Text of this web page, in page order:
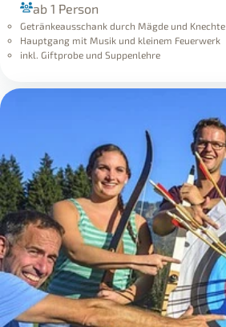
ab 1 Person
Getränkeausschank durch Mägde und Knechte
Hauptgang mit Musik und kleinem Feuerwerk
inkl. Giftprobe und Suppenlehre